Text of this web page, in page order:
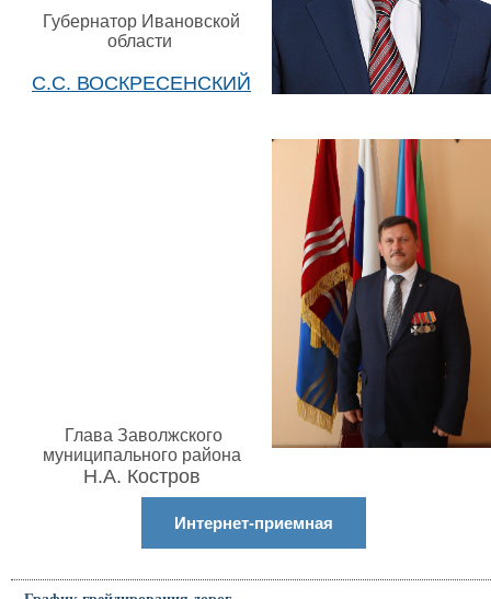
Губернатор Ивановской
области
С.С. ВОСКРЕСЕНСКИЙ
Глава Заволжского
муниципального района
Н.А. Костров
Интернет-приемная